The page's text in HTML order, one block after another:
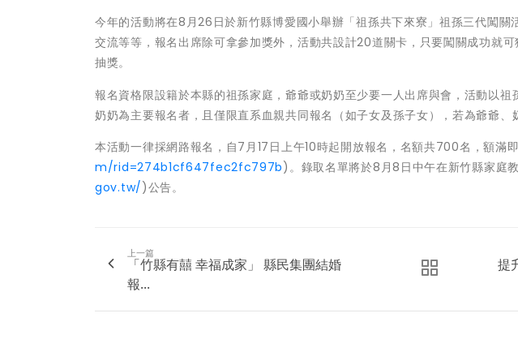
今年的活動將在8月26日於新竹縣博愛國小舉辦「祖孫共下來寮」祖孫三代闖關
交流等等，報名出席除可拿參加獎外，活動共設計20道關卡，只要闖關成功就
抽獎。
報名資格限設籍於本縣的祖孫家庭，爺爺或奶奶至少要一人出席與會，活動以
奶奶為主要報名者，且僅限直系血親共同報名（如子女及孫子女），若為爺爺、
本活動一律採網路報名，自7月17日上午10時起開放報名，名額共700名，額滿
m/rid=274b1cf647fec2fc797b)。錄取名單將於8月8日中午在新竹縣家庭
gov.tw/)公告。
上一篇
「竹縣有囍 幸福成家」 縣民集團結婚
報...
提